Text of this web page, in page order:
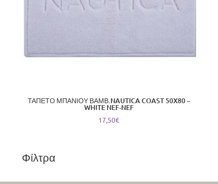
ΤΑΠΕΤΟ ΜΠΑΝΙΟΥ ΒΑΜΒ.NAUTICA COAST 50X80 –
WHITE NEF-NEF
17,50€
Φίλτρα